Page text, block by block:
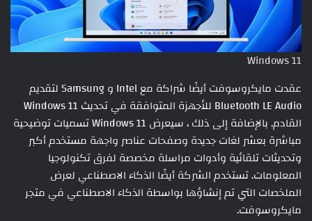
Windows 11
عقدت مايكروسوفت أيضًا شراكة مع Intel و Samsung لتقديم
Bluetooth LE Audio للأجهزة المتوافقة في تحديث Windows 11
القادم. بالإضافة إلى ذلك ، سيعرض Windows 11 تسميات توضيحية
مباشرة بعشر لغات جديدة وصفحات عناصر واجهة مستخدم أكبر
وتحديثات تلقائية وأدوات مراسلة مخصصة لفرق تكنولوجيا
المعلومات. تستخدم الشركة أيضًا الذكاء الاصطناعي لعرض
الملخصات التي تم إنشاؤها بواسطة الذكاء الاصطناعي في متجر
مايكروسوفت.